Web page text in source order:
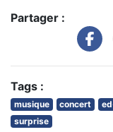
Partager :
Tags :
musique concert
surprise